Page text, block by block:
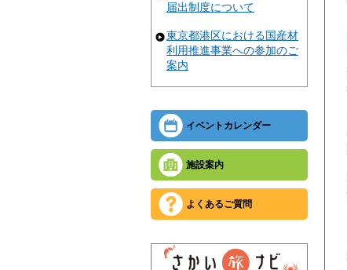
届出制度について
東京都港区における国産材
利用推進事業への参加のご
案内
イベントカレンダー
施設案内
よくあるご質問